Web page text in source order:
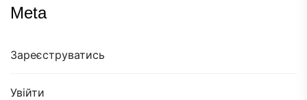
Meta
Зареєструватись
Увійти